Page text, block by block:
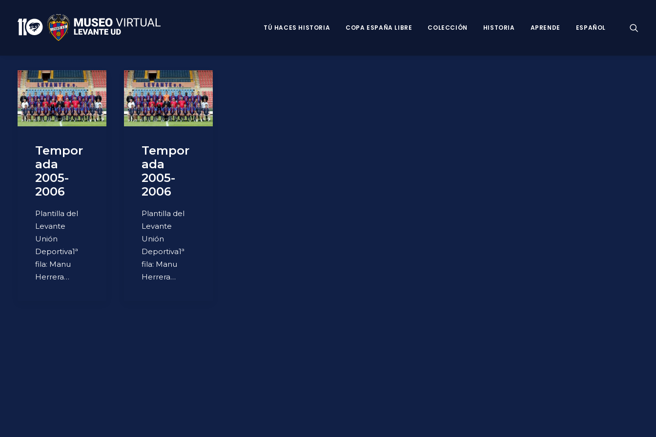
TÚ HACES HISTORIA COPA ESPAÑA LIBRE COLECCIÓN HISTORIA APRENDE ESPAÑOL
Tempor
ada
2005-
2006
Plantilla del
Levante
Unión
Deportiva1ª
fila: Manu
Herrera…
Tempor
ada
2005-
2006
Plantilla del
Levante
Unión
Deportiva1ª
fila: Manu
Herrera…